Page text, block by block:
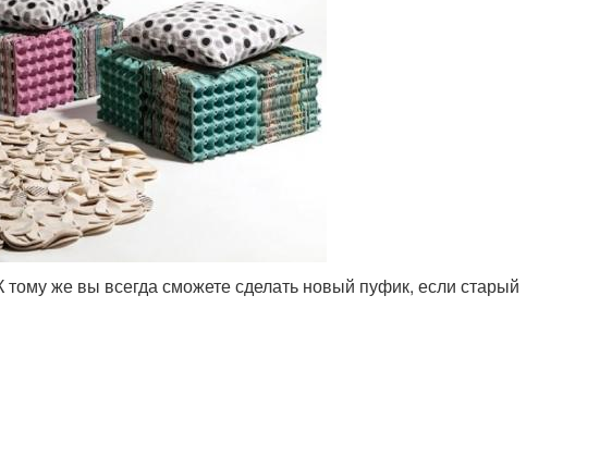
же вы всегда сможете сделать новый пуфик, если старый